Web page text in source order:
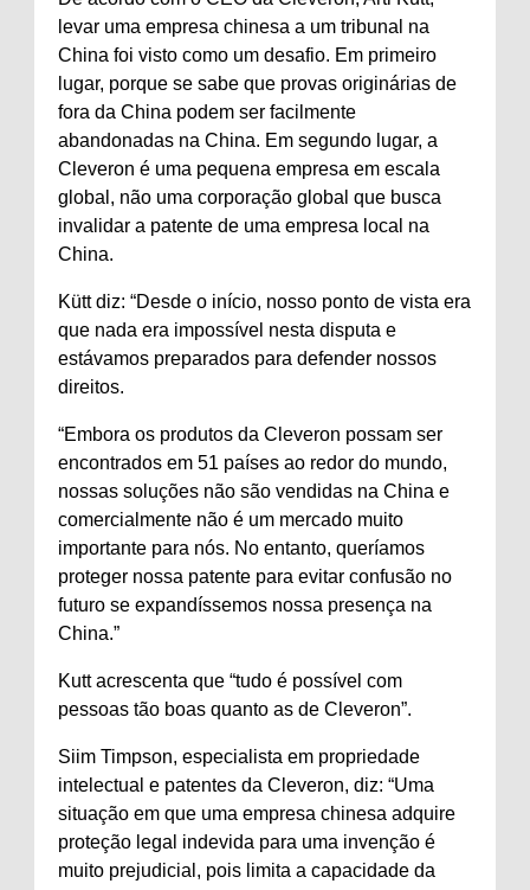
levar uma empresa chinesa a um tribunal na
China foi visto como um desafio. Em primeiro
lugar, porque se sabe que provas originárias de
fora da China podem ser facilmente
abandonadas na China. Em segundo lugar, a
Cleveron é uma pequena empresa em escala
global, não uma corporação global que busca
invalidar a patente de uma empresa local na
China.
Kütt diz: “Desde o início, nosso ponto de vista era
que nada era impossível nesta disputa e
estávamos preparados para defender nossos
direitos.
“Embora os produtos da Cleveron possam ser
encontrados em 51 países ao redor do mundo,
nossas soluções não são vendidas na China e
comercialmente não é um mercado muito
importante para nós. No entanto, queríamos
proteger nossa patente para evitar confusão no
futuro se expandíssemos nossa presença na
China.”
Kutt acrescenta que “tudo é possível com
pessoas tão boas quanto as de Cleveron”.
Siim Timpson, especialista em propriedade
intelectual e patentes da Cleveron, diz: “Uma
situação em que uma empresa chinesa adquire
proteção legal indevida para uma invenção é
muito prejudicial, pois limita a capacidade da